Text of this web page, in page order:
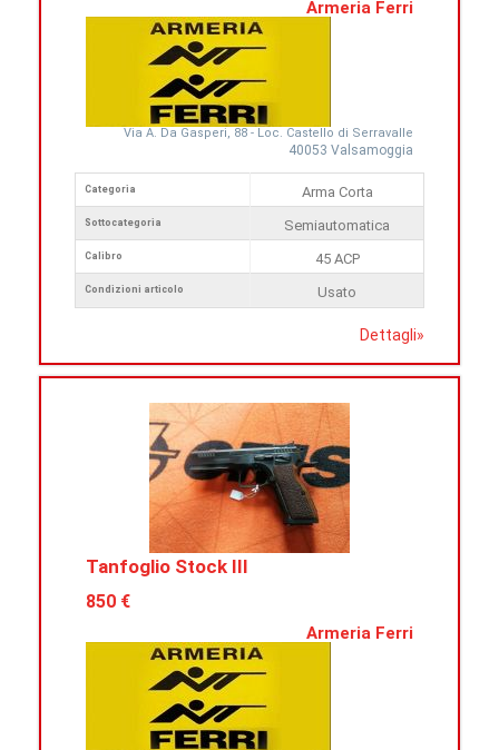
Armeria Ferri
Via A. Da Gasperi, 88 - Loc. Castello di Serravalle
40053 Valsamoggia
Categoria
Sottocategoria
Calibro
Condizioni articolo
Arma Corta
Semiautomatica
45 ACP
Usato
Dettagli»
Tanfoglio Stock III
850 €
Armeria Ferri